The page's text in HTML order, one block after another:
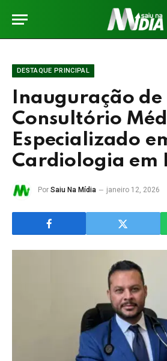
DESTAQUE PRINCIPAL
Inauguração de
Consultório
Especializado
Cardiologia em
Por Saiu Na Mídia janeiro 12, 2026